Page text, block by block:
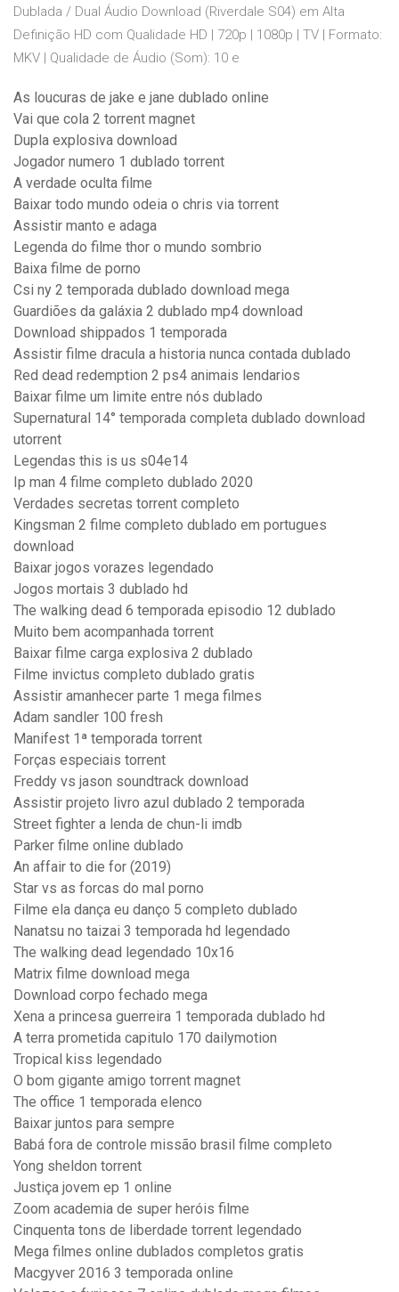
Dublada / Dual Áudio Download (Riverdale S04) em Alta
Definição HD com Qualidade HD | 720p | 1080p | TV | Formato:
MKV | Qualidade de Áudio (Som): 10 e
As loucuras de jake e jane dublado online
Vai que cola 2 torrent magnet
Dupla explosiva download
Jogador numero 1 dublado torrent
A verdade oculta filme
Baixar todo mundo odeia o chris via torrent
Assistir manto e adaga
Legenda do filme thor o mundo sombrio
Baixa filme de porno
Csi ny 2 temporada dublado download mega
Guardiões da galáxia 2 dublado mp4 download
Download shippados 1 temporada
Assistir filme dracula a historia nunca contada dublado
Red dead redemption 2 ps4 animais lendarios
Baixar filme um limite entre nós dublado
Supernatural 14° temporada completa dublado download
utorrent
Legendas this is us s04e14
Ip man 4 filme completo dublado 2020
Verdades secretas torrent completo
Kingsman 2 filme completo dublado em portugues
download
Baixar jogos vorazes legendado
Jogos mortais 3 dublado hd
The walking dead 6 temporada episodio 12 dublado
Muito bem acompanhada torrent
Baixar filme carga explosiva 2 dublado
Filme invictus completo dublado gratis
Assistir amanhecer parte 1 mega filmes
Adam sandler 100 fresh
Manifest 1ª temporada torrent
Forças especiais torrent
Freddy vs jason soundtrack download
Assistir projeto livro azul dublado 2 temporada
Street fighter a lenda de chun-li imdb
Parker filme online dublado
An affair to die for (2019)
Star vs as forcas do mal porno
Filme ela dança eu danço 5 completo dublado
Nanatsu no taizai 3 temporada hd legendado
The walking dead legendado 10x16
Matrix filme download mega
Download corpo fechado mega
Xena a princesa guerreira 1 temporada dublado hd
A terra prometida capitulo 170 dailymotion
Tropical kiss legendado
O bom gigante amigo torrent magnet
The office 1 temporada elenco
Baixar juntos para sempre
Babá fora de controle missão brasil filme completo
Yong sheldon torrent
Justiça jovem ep 1 online
Zoom academia de super heróis filme
Cinquenta tons de liberdade torrent legendado
Mega filmes online dublados completos gratis
Macgyver 2016 3 temporada online